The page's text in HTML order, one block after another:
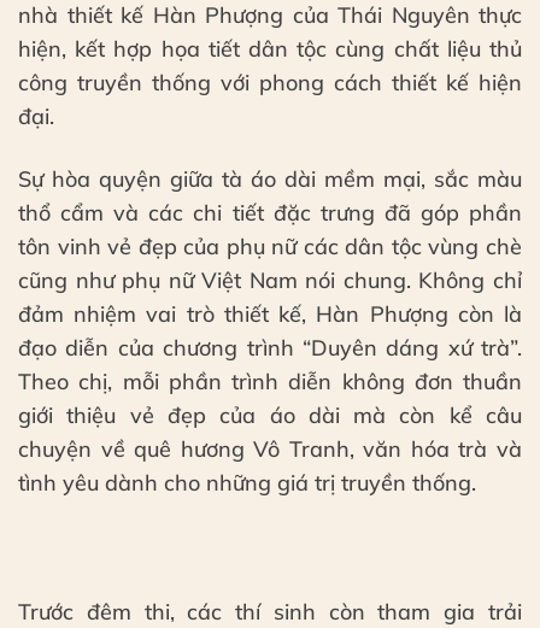
nhà thiết kế Hàn Phượng của Thái Nguyên thực
hiện, kết hợp họa tiết dân tộc cùng chất liệu thủ
công truyền thống với phong cách thiết kế hiện
đại.
Sự hòa quyện giữa tà áo dài mềm mại, sắc màu
thổ cẩm và các chi tiết đặc trưng đã góp phần
tôn vinh vẻ đẹp của phụ nữ các dân tộc vùng chè
cũng như phụ nữ Việt Nam nói chung. Không chỉ
đảm nhiệm vai trò thiết kế, Hàn Phượng còn là
đạo diễn của chương trình “Duyên dáng xứ trà”.
Theo chị, mỗi phần trình diễn không đơn thuần
giới thiệu vẻ đẹp của áo dài mà còn kể câu
chuyện về quê hương Vô Tranh, văn hóa trà và
tình yêu dành cho những giá trị truyền thống.
Trước đêm thi, các thí sinh còn tham gia trải